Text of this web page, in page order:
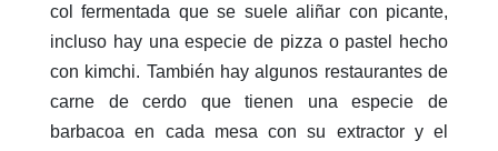
col fermentada que se suele aliñar con picante,
incluso hay una especie de pizza o pastel hecho
con kimchi. También hay algunos restaurantes de
carne de cerdo que tienen una especie de
barbacoa en cada mesa con su extractor y el